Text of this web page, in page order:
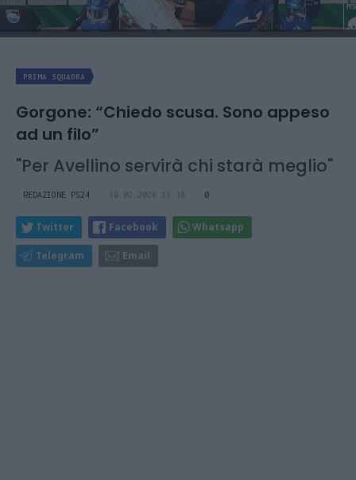
PRIMA SQUADRA
Gorgone: “Chiedo scusa. Sono appeso
ad un filo”
"Per Avellino servirà chi starà meglio"
REDAZIONE PS24 10.02.2026 23:38 0
Twitter Facebook Whatsapp
Telegram Email